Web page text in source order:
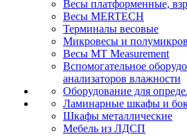
Весы платформенные,
Весы MERTECH
Терминалы весовые
Микровесы и
Весы MT Measurement
Вспомогательное
анализаторов влажности
Оборудование для
Ламинарные шкафы и
Шкафы металлические
Мебель из ЛДСП